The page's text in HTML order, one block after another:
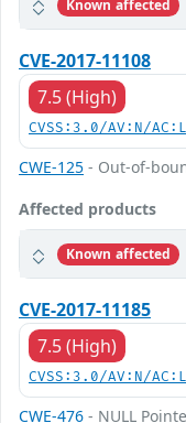
Known affected
CVE-2017-11108
7.5 (High)
CVSS:3.0/AV:N/
CWE-125 - Out-of-
Affected products
Known affected
CVE-2017-11185
7.5 (High)
CVSS:3.0/AV:N/
CWE-476 - NULL